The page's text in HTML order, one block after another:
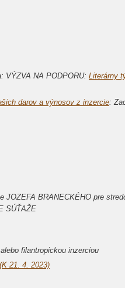
VÝZVA NA PODPORU: Literárny
darov a výnosov z inzercie:
JOZEFA BRANECKÉHO pre
SÚŤAŽE
filantropickou inzerciou
21. 4. 2023)